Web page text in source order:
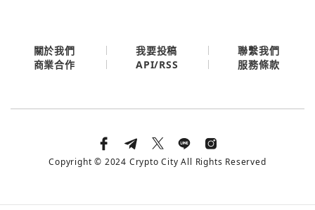
關於我們 我要投稿
聯繫我們
商業合作
API/RSS 服務條款
Copyright © 2024 Crypto City All Rights Reserved